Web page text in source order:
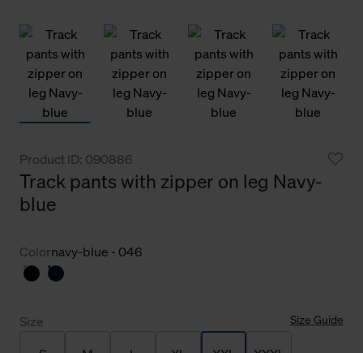
Product ID: 090886
Track pants with zipper on leg Navy-
blue
Colornavy-blue - 046
Size Size Guide